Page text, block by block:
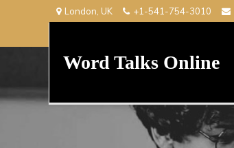
content
London, UK +1-541-754-3010
Word Talks Online